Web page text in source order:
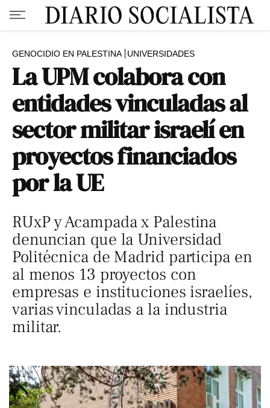
GENOCIDIO EN PALESTINA UNIVERSIDADES
La UPM colabora con
entidades vinculadas al
sector militar israelí en
proyectos financiados
por la UE
RUxP y Acampada x Palestina
denuncian que la Universidad
Politécnica de Madrid participa en
al menos 13 proyectos con
empresas e instituciones israelíes,
varias vinculadas a la industria
militar.